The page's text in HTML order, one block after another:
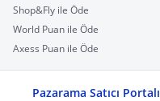
Shop&Fly ile Öde
World Puan ile Öde
Axess Puan ile Öde
Pazarama Satıcı Portalı